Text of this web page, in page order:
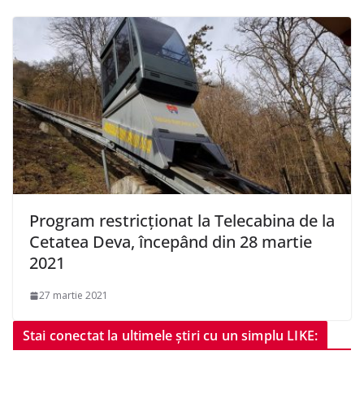
Program restricționat la Telecabina de la
Cetatea Deva, începând din 28 martie
2021
27 martie 2021
Stai conectat la ultimele știri cu un simplu LIKE: